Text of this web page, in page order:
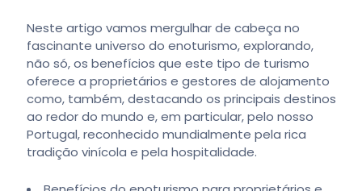
Neste artigo vamos mergulhar de cabeça no
fascinante universo do enoturismo, explorando,
não só, os benefícios que este tipo de turismo
oferece a proprietários e gestores de alojamento
como, também, destacando os principais destinos
ao redor do mundo e, em particular, pelo nosso
Portugal, reconhecido mundialmente pela rica
tradição vinícola e pela hospitalidade.